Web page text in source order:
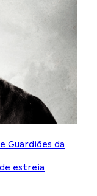
Guardiões da
estreia